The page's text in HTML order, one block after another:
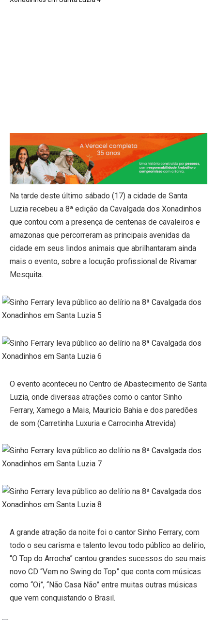
Na tarde deste último sábado (17) a cidade de Santa
Luzia recebeu a 8ª edição da Cavalgada dos Xonadinhos
que contou com a presença de centenas de cavaleiros e
amazonas que percorreram as principais avenidas da
cidade em seus lindos animais que abrilhantaram ainda
mais o evento, sobre a locução profissional de Rivamar
Mesquita.
O evento aconteceu no Centro de Abastecimento de Santa
Luzia, onde diversas atrações como o cantor Sinho
Ferrary, Xamego a Mais, Mauricio Bahia e dos paredões
de som (Carretinha Luxuria e Carrocinha Atrevida)
A grande atração da noite foi o cantor Sinho Ferrary, com
todo o seu carisma e talento levou todo público ao delírio,
“O Top do Arrocha” cantou grandes sucessos do seu mais
novo CD “Vem no Swing do Top” que conta com músicas
como “Oi”, “Não Casa Não” entre muitas outras músicas
que vem conquistando o Brasil.